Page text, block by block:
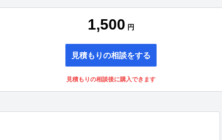
1,500 円
見積もりの相談をする
見積もりの相談後に購入できます